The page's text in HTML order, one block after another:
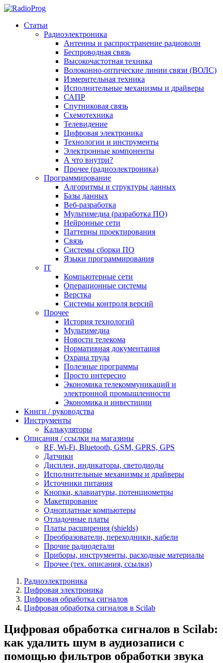
Статьи
Радиоэлектроника
Антенны и распространение радиоволн
Беспроводная связь
Высокочастотная техника
Волоконно-оптические линии связи (ВОЛС)
Измерительная техника
Исполнительные механизмы и драйверы
САПР
Спутниковая связь
Схемотехника
Телевидение
Цифровая электроника
Технологии и инструменты
Электронные компоненты
А что внутри?
Прочее (радиоэлектроника)
Программирование
Алгоритмы и структуры данных
Базы данных
Веб-разработка
Мультимедиа (разработка ПО)
Нейронные сети
Паттерны проектирования
Связь
Системы сборки ПО
Языки программирования
IT
Компьютерные сети
Операционные системы
Верстка
Системы контроля версий
Прочее
История технологий
Мультимедиа
Новости телекома
Нормативная документация
Охрана труда
Полезные программы
Просто интересно
Экономика телекоммуникаций и
электронной промышленности
Экономика и инвестиции
Книги / руководства
Инструменты
Калькуляторы
Описания / ссылки на магазины
RF, Wi-Fi, Bluetooth, GSM, GPRS, GPS
Датчики
Дисплеи, индикаторы, светодиоды
Исполнительные механизмы и драйверы
Источники питания
Кнопки, клавиатуры, потенциометры
Макетирование
Одноплатные компьютеры
Отладочные платы
Платы расширения (shields)
Преобразователи, переходники, кабели
Прочие радиодетали
Приборы, инструменты, расходные материалы
Прочее (тех. описания, ссылки)
Радиоэлектроника
Цифровая электроника
Цифровая обработка сигналов
Цифровая обработка сигналов в Scilab
Цифровая обработка сигналов в Scilab:
как удалить шум в аудиозаписи с
помощью фильтров обработки звука